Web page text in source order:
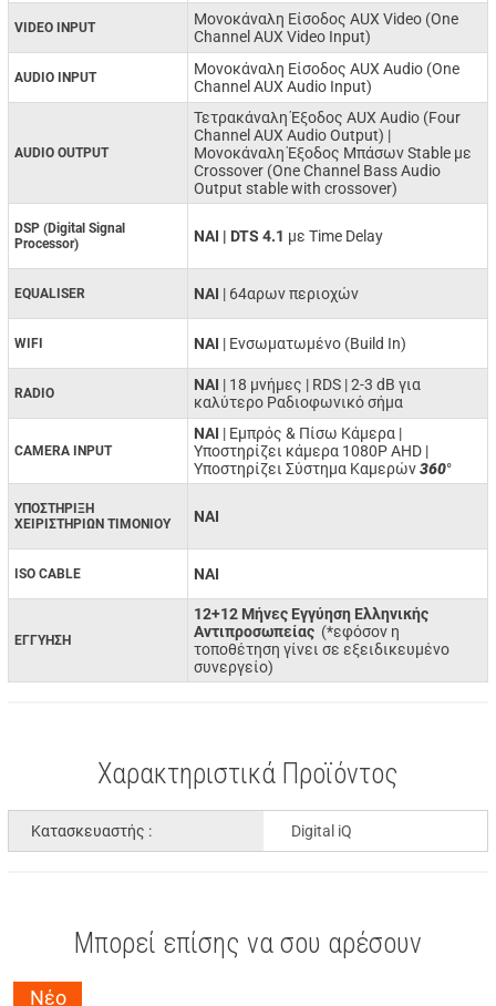
VIDEO INPUT
Μονοκάναλη Είσοδος AUX Video (One
Channel AUX Video Input)
AUDIO INPUT
Μονοκάναλη Είσοδος AUX Audio (One
Channel AUX Audio Input)
AUDIO OUTPUT
Τετρακάναλη Έξοδος AUX Audio (Four
Channel AUX Audio Output) |
Μονοκάναλη Έξοδος Μπάσων Stable με
Crossover (One Channel Bass Audio
Output stable with crossover)
DSP (Digital Signal
Processor)
ΝΑΙ | DTS 4.1 με Time Delay
EQUALISER NAI | 64αρων περιοχών
WIFI ΝΑΙ | Ενσωματωμένο (Build In)
RADIO ΝΑΙ | 18 μνήμες | RDS | 2-3 dB για
καλύτερο Ραδιοφωνικό σήμα
CAMERA INPUT
ΝΑΙ | Εμπρός & Πίσω Κάμερα |
Υποστηρίζει κάμερα 1080P AHD |
Υποστηρίζει Σύστημα Καμερών360°
ΥΠΟΣΤΗΡΙΞΗ
ΧΕΙΡΙΣΤΗΡΙΩΝ ΤΙΜΟΝΙΟΥ
ΝΑΙ
ISO CABLE ΝΑΙ
ΕΓΓΥΗΣΗ
12+12 Μήνες Εγγύηση Ελληνικής
Αντιπροσωπείας (*εφόσον η
τοποθέτηση γίνει σε εξειδικευμένο
συνεργείο)
Χαρακτηριστικά Προϊόντος
Κατασκευαστής : Digital iQ
Μπορεί επίσης να σου αρέσουν
Νέο